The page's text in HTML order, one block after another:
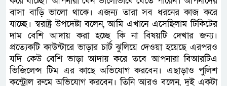
বাসা বাড়ি ভালো থাকে। এজন্য তারা সব ধরনের কাজ করে
যাচ্ছে। স্বরাষ্ট্র উপদেষ্টা বলেন, আমি এখানে এসেছিলাম টিকিটের
দাম বেশি আদায় করা হচ্ছে কি না বিষয়টি দেখার জন্য।
প্রত্যেকটি কাউন্টারে ভাড়ার চার্ট ঝুলিয়ে দেওয়া হয়েছে এরপরও
যদি কেউ বেশি ভাড়া আদায় করে তবে আপনারা বিআরটিএ
ভিজিলেন্স টিম এর কাছে অভিযোগ করবেন। এছাড়াও পুলিশ
কন্ট্রোল রুমে অভিযোগ করবেন। তিনি আরও বলেন, দুই একটা